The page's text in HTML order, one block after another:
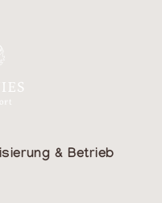
& Betrieb